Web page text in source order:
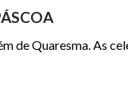
de Quaresma. As